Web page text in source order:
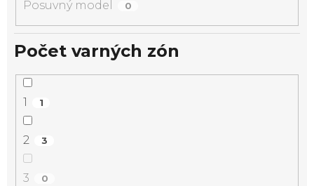
Posuvný model 0
Počet varných zón
1 1
2 3
3 0